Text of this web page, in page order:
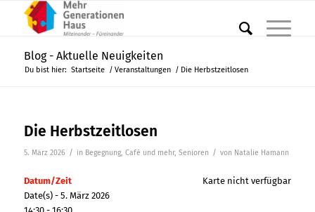
Blog - Aktuelle Neuigkeiten
Du bist hier: Startseite / Veranstaltungen / Die Herbstzeitlosen
Die Herbstzeitlosen
5. März 2026 / in Begegnung, Café und mehr, Senioren / von Natalie Hamann
Karte nicht verfügbar
Datum/Zeit
Date(s) - 5. März 2026